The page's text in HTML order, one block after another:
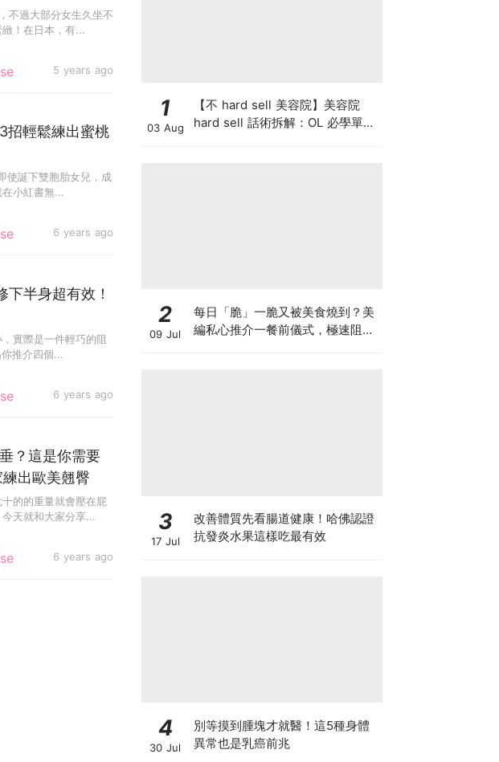
5 years ago
不過大部分女生久坐不
！在日本，有...
6 years ago
招輕鬆練出蜜桃
使誕下雙胞胎女兒，成
小紅書無...
6 years ago
下半身超有效！
實際是一件輕巧的阻
推介四個...
6 years ago
？這是你需要
出歐美翹臀
的的重量就會壓在屁
天就和大家分享...
1
03 Aug
【不 hard sell 美容院】美容院
hard sell 話術拆解：OL 必學單次
2
09 Jul
每日「脆」一脆又被美食燒到？美
編私心推介一餐前儀式，極速阻碳
3
17 Jul
改善體質先看腸道健康！哈佛認證
抗發炎水果這樣吃最有效
4
30 Jul
別等摸到腫塊才就醫！這5種身體
異常也是乳癌前兆